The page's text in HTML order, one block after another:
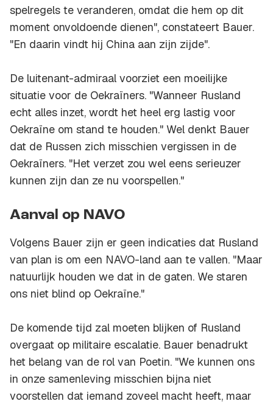
spelregels te veranderen, omdat die hem op dit
moment onvoldoende dienen", constateert Bauer.
"En daarin vindt hij China aan zijn zijde".
De luitenant-admiraal voorziet een moeilijke
situatie voor de Oekraïners. "Wanneer Rusland
echt alles inzet, wordt het heel erg lastig voor
Oekraïne om stand te houden." Wel denkt Bauer
dat de Russen zich misschien vergissen in de
Oekraïners. "Het verzet zou wel eens serieuzer
kunnen zijn dan ze nu voorspellen."
Aanval op NAVO
Volgens Bauer zijn er geen indicaties dat Rusland
van plan is om een NAVO-land aan te vallen. "Maar
natuurlijk houden we dat in de gaten. We staren
ons niet blind op Oekraïne."
De komende tijd zal moeten blijken of Rusland
overgaat op militaire escalatie. Bauer benadrukt
het belang van de rol van Poetin. "We kunnen ons
in onze samenleving misschien bijna niet
voorstellen dat iemand zoveel macht heeft, maar